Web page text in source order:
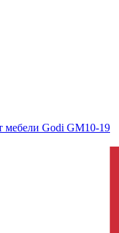
мебели Godi GM10-19